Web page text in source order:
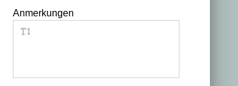
Anmerkungen